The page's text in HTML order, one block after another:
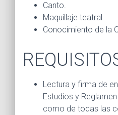
Canto.
Maquillaje teatral.
Conocimiento de la
Lectura y firma de
Estudios y
como de todas las